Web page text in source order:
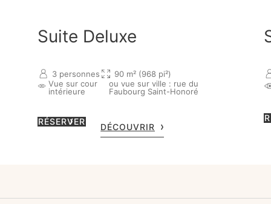
Suite Deluxe
3 personnes
90 m² (968 pi²)
Vue sur cour
intérieure
ou vue sur ville : rue du
Faubourg Saint-Honoré
RÉSERVER
DÉCOUVRIR